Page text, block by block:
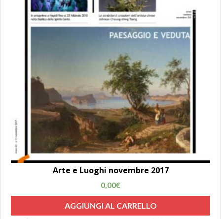
Arte e Luoghi novembre 2017
0,00€
AGGIUNGI AL CARRELLO